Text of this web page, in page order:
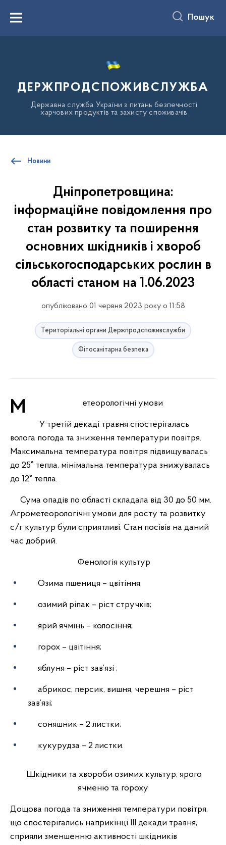
вмістуMenu Пошук
ДЕРЖПРОДСПОЖИВСЛУЖБА
Державна служба України з питань безпечності
харчових продуктів та захисту споживачів
Новини
Дніпропетровщина:
інформаційне повідомлення про
стан розвитку та поширення
основних шкідників і хвороб
сільськогосподарських рослин в
області станом на 1.06.2023
опубліковано 01 червня 2023 року о 11:58
Територіальні органи Держпродспоживслужби
Фітосанітарна безпека
Метеорологічні умови
У третій декаді травня спостерігалась
волога погода та зниження температури повітря.
Максимальна температура повітря підвищувалась
до 25° тепла, мінімальна температура знижувалась
до 12° тепла.
Сума опадів по області складала від 30 до 50 мм.
Агрометеорологічні умови для росту та розвитку
с/г культур були сприятливі. Стан посівів на даний
час добрий.
Фенологія культур
Озима пшениця – цвітіння;
озимий ріпак – ріст стручків;
ярий ячмінь – колосіння;
горох – цвітіння;
яблуня – ріст зав’язі ;
абрикос, персик, вишня, черешня – ріст
зав’язі;
соняшник – 2 листки;
кукурудза – 2 листки.
Шкідники та хвороби озимих культур, ярого
ячменю та гороху
Дощова погода та зниження температури повітря,
що спостерігались наприкінці ІІІ декади травня,
сприяли зменшенню активності шкідників